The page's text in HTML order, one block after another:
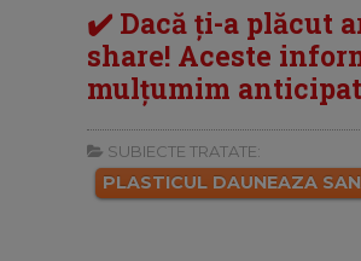
✔️ Dacă ți-a plăcut
share! Aceste
mulțumim
SUBIECTE TRATATE:
PLASTICUL DAUNEAZA